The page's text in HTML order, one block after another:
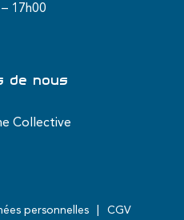
17h00
de nous
Collective
personnelles CGV